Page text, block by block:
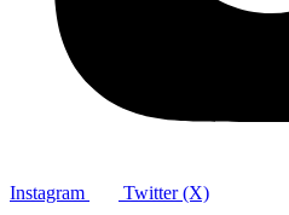
Instagram Twitter (X)